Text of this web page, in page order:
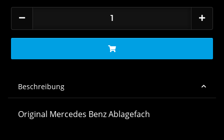
Beschreibung
Original Mercedes Benz Ablagefach